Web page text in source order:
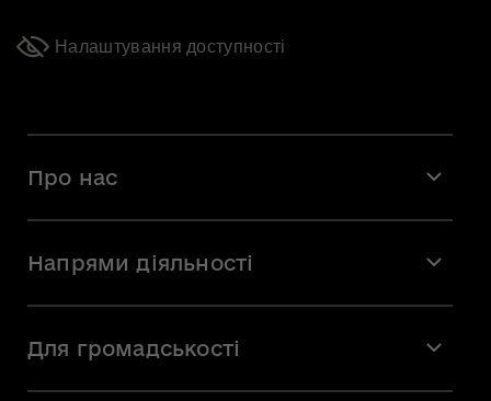
Налаштування доступності
Про нас
Команда
Вакансії
Напрями діяльності
Мистецька освіта
Для громадськості